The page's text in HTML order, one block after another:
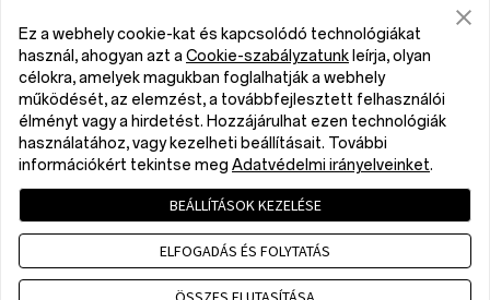
Power & Cables
Bundles
Lifestyle
OnePlus Trade-in
Repair Service
User Manuals
Contact Us
Community
Red Cable Club
OnePlus Store App
Magyarország (English)
Get Support From OnePlus
Privacy Policy User Agreement
Terms of Sale
Security Response Center (OneSRC)
Cookies
Cookie Settings
© 2013 - 2026 OnePlus. All Rights Reserved.
Ez a webhely cookie-kat és kapcsolódó technológiákat
használ, ahogyan azt aCookie-szabályzatunk leírja, olyan
célokra, amelyek magukban foglalhatják a webhely
működését, az elemzést, a továbbfejlesztett felhasználói
élményt vagy a hirdetést. Hozzájárulhat ezen technológiák
használatához, vagy kezelheti beállításait. További
információkért tekintse meg Adatvédelmi irányelveinket.
BEÁLLÍTÁSOK KEZELÉSE
ELFOGADÁS ÉS FOLYTATÁS